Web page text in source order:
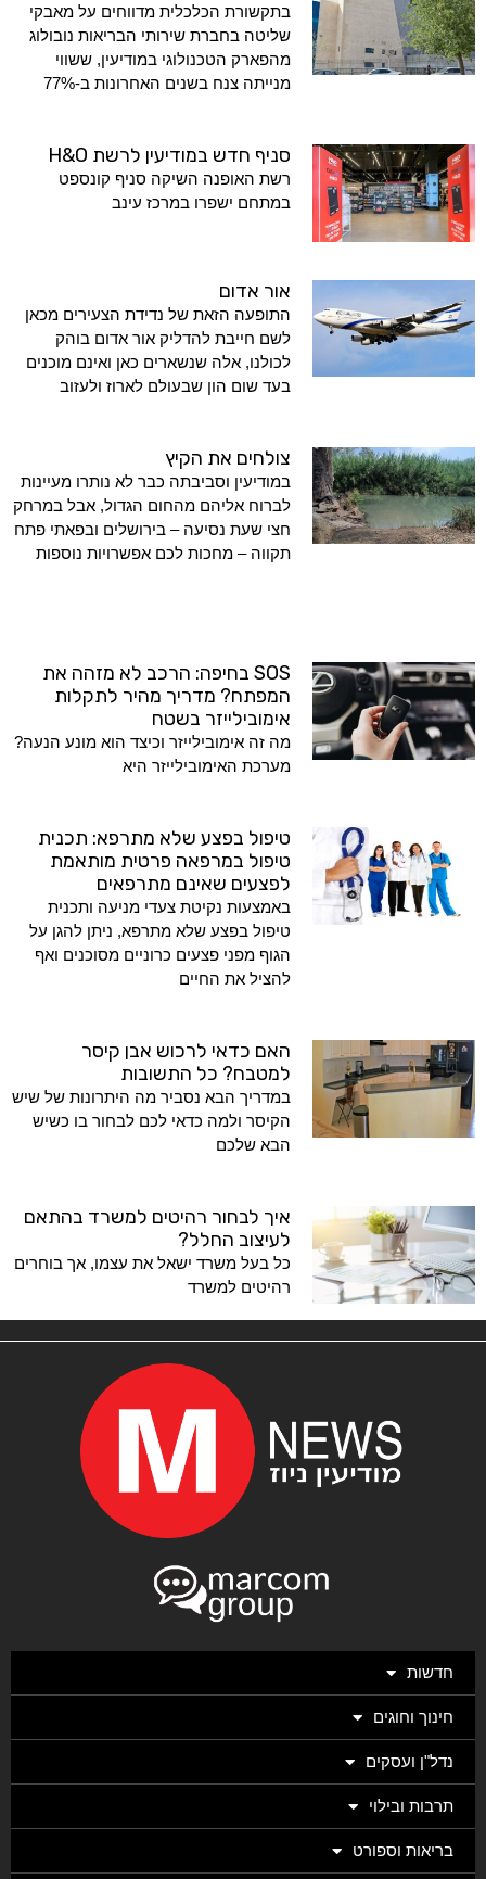
בתקשורת הכלכלית מדווחים על מאבקי
שליטה בחברת שירותי הבריאות נובולוג
מהפארק הטכנולוגי במודיעין, ששווי
מנייתה צנח בשנים האחרונות ב-77%
סניף חדש במודיעין לרשת H&O
רשת האופנה השיקה סניף קונספט
במתחם ישפרו במרכז עינב
אור אדום
התופעה הזאת של נדידת הצעירים מכאן
לשם חייבת להדליק אור אדום בוהק
לכולנו, אלה שנשארים כאן ואינם מוכנים
בעד שום הון שבעולם לארוז ולעזוב
צולחים את הקיץ
במודיעין וסביבתה כבר לא נותרו מעיינות
לברוח אליהם מהחום הגדול, אבל במרחק
חצי שעת נסיעה – בירושלים ובפאתי פתח
תקווה – מחכות לכם אפשרויות נוספות
SOS בחיפה: הרכב לא מזהה את
המפתח? מדריך מהיר לתקלות
אימובילייזר בשטח
מה זה אימובילייזר וכיצד הוא מונע הנעה?
מערכת האימובילייזר היא
טיפול בפצע שלא מתרפא: תכנית
טיפול במרפאה פרטית מותאמת
לפצעים שאינם מתרפאים
באמצעות נקיטת צעדי מניעה ותכנית
טיפול בפצע שלא מתרפא, ניתן להגן על
הגוף מפני פצעים כרוניים מסוכנים ואף
להציל את החיים
האם כדאי לרכוש אבן קיסר
למטבח? כל התשובות
במדריך הבא נסביר מה היתרונות של שיש
הקיסר ולמה כדאי לכם לבחור בו כשיש
הבא שלכם
איך לבחור רהיטים למשרד בהתאם
לעיצוב החלל?
כל בעל משרד ישאל את עצמו, אך בוחרים
רהיטים למשרד
חדשות
חינוך וחוגים
נדל"ן ועסקים
תרבות ובילוי
בריאות וספורט